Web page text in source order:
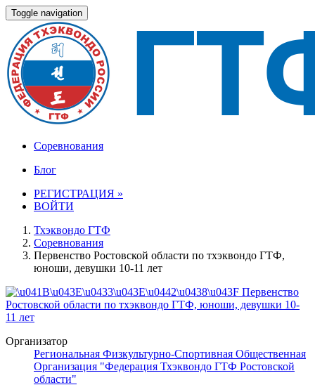
Toggle navigation
Соревнования
Блог
РЕГИСТРАЦИЯ »
ВОЙТИ
Тхэквондо ГТФ
Соревнования
Первенство Ростовской области по тхэквондо ГТФ,
юноши, девушки 10-11 лет
Организатор
Региональная Физкультурно-Спортивная Общественная
Организация "Федерация Тхэквондо ГТФ Ростовской
области"